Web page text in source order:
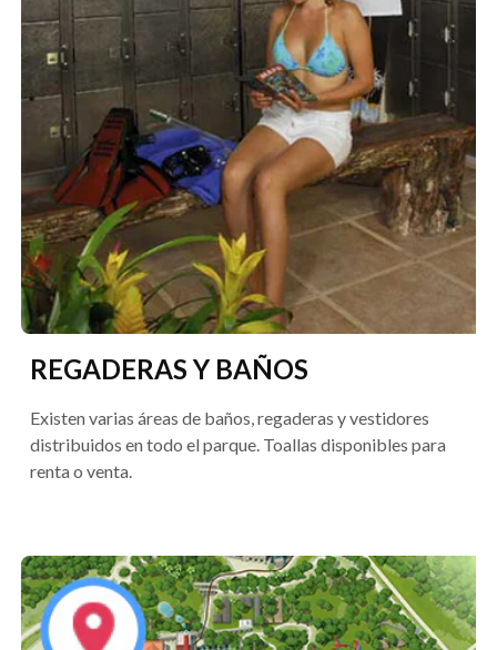
REGADERAS Y BAÑOS
Existen varias áreas de baños, regaderas y vestidores
distribuidos en todo el parque. Toallas disponibles para
renta o venta.